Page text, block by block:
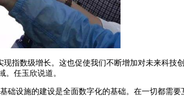
指数级增长。这也促使我们不断增加对未来科技
。任玉欣说道。
础设施的建设是全面数字化的基础。在一切都需